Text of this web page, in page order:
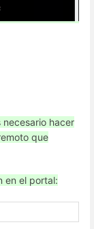
necesario hacer
que
en el portal: